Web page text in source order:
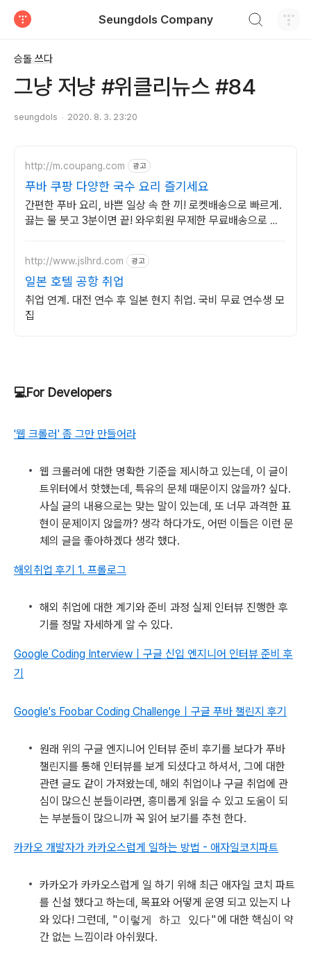
Seungdols Company
승돌 쓰다
그냥 저냥 #위클리뉴스 #84
seungdols 2020. 8. 3. 23:20
http://m.coupang.com 광고
푸바 쿠팡 다양한 국수 요리 즐기세요
간편한 푸바 요리, 바쁜 일상 속 한 끼! 로켓배송으로 빠르게.
끓는 물 붓고 3분이면 끝! 와우회원 무제한 무료배송으로 만
http://www.jslhrd.com 광고
일본 호텔 공항 취업
취업 연계. 대전 연수 후 일본 현지 취업. 국비 무료 연수생 모
집
💻For Developers
'웹 크롤러' 좀 그만 만들어라
웹 크롤러에 대한 명확한 기준을 제시하고 있는데, 이 글이
트위터에서 핫했는데, 특유의 문체 때문이지 않을까? 싶다.
사실 글의 내용으로는 맞는 말이 있는데, 또 너무 과격한 표
현이 문제이지 않을까? 생각 하다가도, 어떤 이들은 이런 문
체의 글을 좋아하겠다 생각 했다.
해외취업 후기 1. 프롤로그
해외 취업에 대한 계기와 준비 과정 실제 인터뷰 진행한 후
기를 정말 자세하게 알 수 있다.
Google Coding Interview｜구글 신입 엔지니어 인터뷰 준비 후
기
Google's Foobar Coding Challenge｜구글 푸바 챌린지 후기
원래 위의 구글 엔지니어 인터뷰 준비 후기를 보다가 푸바
챌린지를 통해 인터뷰를 보게 되셨다고 하셔서, 그에 대한
관련 글도 같이 가져왔는데, 해외 취업이나 구글 취업에 관
심이 많으신 분들이라면, 흥미롭게 읽을 수 있고 도움이 되
는 부분들이 많으니까 꼭 읽어 보기를 추천 한다.
카카오 개발자가 카카오스럽게 일하는 방법 - 애자일코치파트
카카오가 카카오스럽게 일 하기 위해 최근 애자일 코치 파트
를 신설 했다고 하는데, 목표와 어떻게 운영 되고 있는지 나
와 있다! 그런데, "이렇게 하고 있다"에 대한 핵심이 약
간 없는 느낌이라 아쉬웠다.